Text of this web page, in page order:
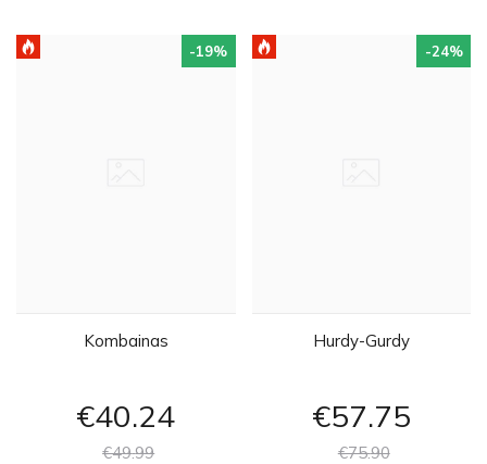
-19%
Kombainas
€40 24
€4999
-24%
Hurdy-Gurdy
€57 75
€7590